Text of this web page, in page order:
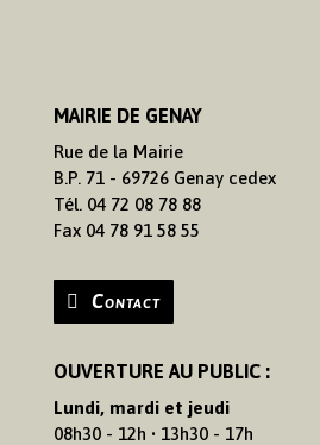
MAIRIE DE GENAY
Rue de la Mairie
B.P. 71 - 69726 Genay cedex
Tél. 04 72 08 78 88
Fax 04 78 91 58 55
Contact
OUVERTURE AU PUBLIC :
Lundi, mardi et jeudi
08h30 - 12h • 13h30 - 17h